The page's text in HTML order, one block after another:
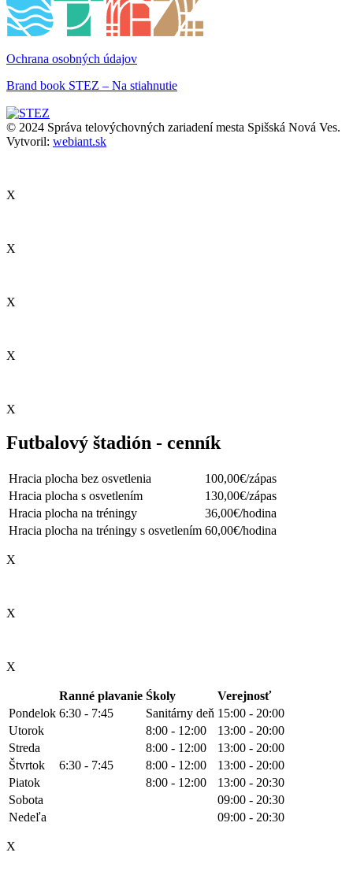
Ochrana osobných údajov
Brand book STEZ – Na stiahnutie
© 2024 Správa telovýchovných zariadení mesta Spišská Nová Ves.
Vytvoril: webiant.sk
X
X
X
X
X
Futbalový štadión - cenník
Hracia plocha bez osvetlenia
100,00€/zápas
Hracia plocha s osvetlením
130,00€/zápas
Hracia plocha na tréningy
36,00€/hodina
Hracia plocha na tréningy s osvetlením 60,00€/hodina
X
X
X
Ranné plavanie Śkoly
Verejnosť
Pondelok 6:30 - 7:45 Sanitárny deň 15:00 - 20:00
Utorok
8:00 - 12:00
13:00 - 20:00
Streda
8:00 - 12:00
13:00 - 20:00
Štvrtok
6:30 - 7:45 8:00 - 12:00
13:00 - 20:00
Piatok
8:00 - 12:00
13:00 - 20:30
Sobota
09:00 - 20:30
Nedeľa
09:00 - 20:30
X